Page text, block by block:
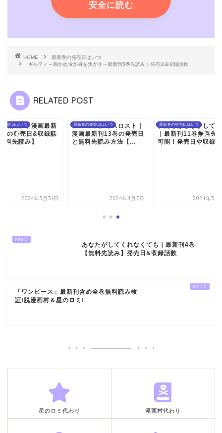
安全に読む
HOME
最新巻の発売日はいつ
ギルティ～鳴かぬ蛍が身を焦がす～最新刊5巻先読み｜発売日&収録話数
RELATED POST
の発売日はいつ
パラダイスロスト｜
最新刊13巻の発売日
料先読み方法【...
2024年4月7日
最新巻の発売日はいつ
私たちはどうかしている
｜最新刊11巻無料先読み
可能！発売日や収録話...
2024年3月31日
最新巻の発売日はいつ
炎炎ノ消防隊｜漫画
刊19巻の発売日&収
数【無料先読み】
2024年3
あなたがしてくれなくても｜最新刊4巻
【無料先読み】発売日&収録話数
「ワンピース」最新刊含め全巻無料読み検
証!脱漫画村＆星のロミ!
星のロミ代わり 漫画村代わり